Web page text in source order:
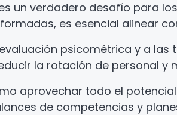
un verdadero desafío para
es esencial alinear
psicométrica y a
la rotación de personal
aprovechar todo el
de competencias y